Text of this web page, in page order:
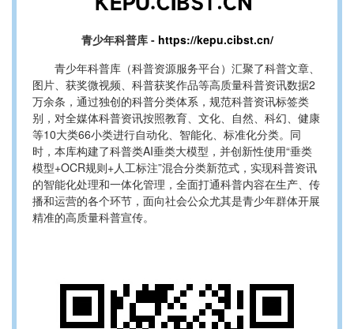
青少年科普库 - https://kepu.cibst.cn/
青少年科普库（科普资源服务平台）汇聚了科普文章、
图片、获奖微视频、科普获奖作品等高质量科普资讯数据2
万余条，通过独创的科普分类体系，规范科普资讯标签类
别，对全媒体科普资讯按照教育、文化、自然、科幻、健康
等10大类66小类进行自动化、智能化、标准化分类。同
时，本库构建了科普类AI垂类大模型，并创新性使用“垂类
模型+OCR规则+人工标注”混合分类新范式，实现科普资讯
的智能化处理和一体化管理，全面打通科普内容在生产、传
播和运营的各个环节，面向社会公众尤其是青少年群体开展
精准的高质量科普宣传。